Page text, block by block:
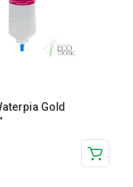
Gold